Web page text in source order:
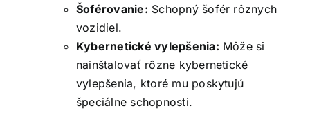
Šoférovanie: Schopný šofér rôznych
vozidiel.
Kybernetické vylepšenia: Môže si
nainštalovať rôzne kybernetické
vylepšenia, ktoré mu poskytujú
špeciálne schopnosti.